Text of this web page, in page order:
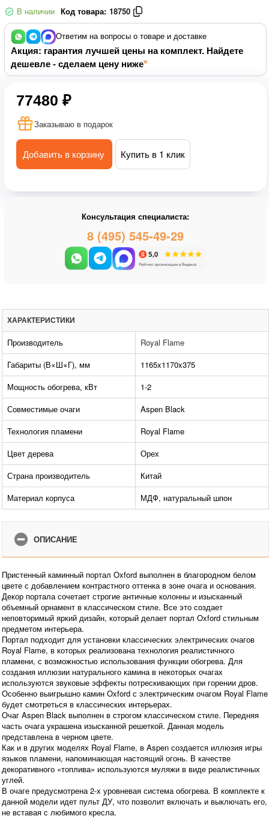
В наличии Код товара: 18750
Ответим на вопросы о товаре и доставке
Акция: гарантия лучшей цены на комплект. Найдете
дешевле - сделаем цену ниже
77480 ₽
Заказываю в подарок
Добавить в корзину Купить в 1 клик
Консультация специалиста:
8 (495) 545-49-29
ХАРАКТЕРИСТИКИ
Производитель
Royal Flame
Габариты (В×Ш×Г), мм
1165x1170x375
Мощность обогрева, кВт
1-2
Совместимые очаги
Aspen Black
Технология пламени
Royal Flame
Цвет дерева
Орех
Страна производитель
Китай
Материал корпуса
МДФ, натуральный шпон
ОПИСАНИЕ
Пристенный каминный портал Oxford выполнен в благородном белом
цвете с добавлением контрастного оттенка в зоне очага и основания.
Декор портала сочетает строгие античные колонны и изысканный
объемный орнамент в классическом стиле. Все это создает
неповторимый яркий дизайн, который делает портал Oxford стильным
предметом интерьера.
Портал подходит для установки классических электрических очагов
Royal Flame, в которых реализована технология реалистичного
пламени, с возможностью использования функции обогрева. Для
создания иллюзии натурального камина в некоторых очагах
используются звуковые эффекты потрескивающих при горении дров.
Особенно выигрышно камин Oxford с электрическим очагом Royal Flame
будет смотреться в классических интерьерах.
Очаг Aspen Black выполнен в строгом классическом стиле. Передняя
часть очага украшена изысканной решеткой. Данная модель
представлена в черном цвете.
Как и в других моделях Royal Flame, в Aspen создается иллюзия игры
языков пламени, напоминающая настоящий огонь. В качестве
декоративного «топлива» используются муляжи в виде реалистичных
углей.
В очаге предусмотрена 2-х уровневая система обогрева. В комплекте к
данной модели идет пульт ДУ, что позволит включать и выключать его,
не вставая с любимого кресла.